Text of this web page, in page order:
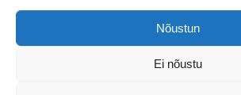
Nõustun
Ei nõustu
Teksti- ja andmekaeve